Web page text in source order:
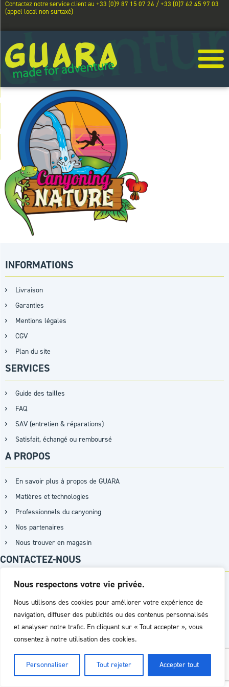
Nous respectons votre vie privée.
Nous utilisons des cookies pour améliorer votre expérience de
navigation, diffuser des publicités ou des contenus personnalisés
et analyser notre trafic. En cliquant sur « Tout accepter », vous
consentez à notre utilisation des cookies.
Personnaliser Tout rejeter Accepter tout
Contactez notre service client au +33 (0)9 87 15 07 26 / +33 (0)7 62 45 97 03
(appel local non surtaxé)
INFORMATIONS
Livraison
Garanties
Mentions légales
CGV
Plan du site
SERVICES
Guide des tailles
FAQ
SAV (entretien & réparations)
Satisfait, échangé ou remboursé
A PROPOS
En savoir plus à propos de GUARA
Matières et technologies
Professionnels du canyoning
Nos partenaires
Nous trouver en magasin
CONTACTEZ-NOUS
+33 (0)9 87 15 07 26 / +33 (0)7 62 45 97 03
Réalisation :Agence D2PROD